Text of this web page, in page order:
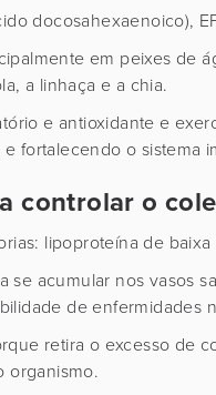
docosahexaenoico),
em peixes de
a linhaça e a chia.
e antioxidante e
fortalecendo o sistema
controlar o
lipoproteína de
se acumular nos vasos
de enfermidades
retira o excesso de
organismo.